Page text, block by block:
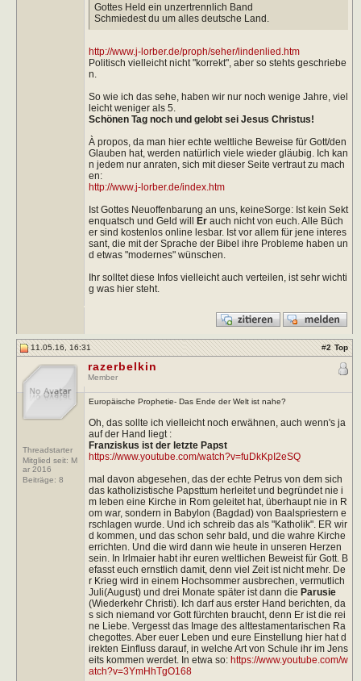
Gottes Held ein unzertrennlich Band
Schmiedest du um alles deutsche Land.
http://www.j-lorber.de/proph/seher/lindenlied.htm
Politisch vielleicht nicht "korrekt", aber so stehts geschriebe
n.
So wie ich das sehe, haben wir nur noch wenige Jahre, viel
leicht weniger als 5.
Schönen Tag noch und gelobt sei Jesus Christus!
À propos, da man hier echte weltliche Beweise für Gott/den
Glauben hat, werden natürlich viele wieder gläubig. Ich kan
n jedem nur anraten, sich mit dieser Seite vertraut zu mach
en:
http://www.j-lorber.de/index.htm
Ist Gottes Neuoffenbarung an uns, keineSorge: Ist kein Sekt
enquatsch und Geld will Erauch nicht von euch. Alle Büch
er sind kostenlos online lesbar. Ist vor allem für jene interes
sant, die mit der Sprache der Bibel ihre Probleme haben un
d etwas "modernes" wünschen.
Ihr solltet diese Infos vielleicht auch verteilen, ist sehr wichti
g was hier steht.
11.05.16, 16:31 #2 Top
Threadstarter
Mitglied seit: M
ar 2016
Beiträge: 8
razerbelkin
Member
Europäische Prophetie- Das Ende der Welt ist nahe?
Oh, das sollte ich vielleicht noch erwähnen, auch wenn's ja
auf der Hand liegt :
Franziskus ist der letzte Papst
https://www.youtube.com/watch?v=fuDkKpI2eSQ
mal davon abgesehen, das der echte Petrus von dem sich
das katholizistische Papsttum herleitet und begründet nie i
m leben eine Kirche in Rom geleitet hat, überhaupt nie in R
om war, sondern in Babylon (Bagdad) von Baalspriestern e
rschlagen wurde. Und ich schreib das als "Katholik". ER wir
d kommen, und das schon sehr bald, und die wahre Kirche
errichten. Und die wird dann wie heute in unseren Herzen
sein. In Irlmaier habt ihr euren weltlichen Beweist für Gott. B
efasst euch ernstlich damit, denn viel Zeit ist nicht mehr. De
r Krieg wird in einem Hochsommer ausbrechen, vermutlich
Juli(August) und drei Monate später ist dann die Parusie
(Wiederkehr Christi). Ich darf aus erster Hand berichten, da
s sich niemand vor Gott fürchten braucht, denn Er ist die rei
ne Liebe. Vergesst das Image des alttestamentarischen Ra
chegottes. Aber euer Leben und eure Einstellung hier hat d
irekten Einfluss darauf, in welche Art von Schule ihr im Jens
eits kommen werdet. In etwa so: https://www.youtube.com/w
atch?v=3YmHhTgO168